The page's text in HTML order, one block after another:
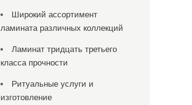
Широкий ассортимент
ламината различных коллекций
Ламинат тридцать третьего
класса прочности
Ритуальные услуги и
изготовление